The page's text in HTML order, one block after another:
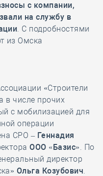
с компании,
на службу в
. С подробностями
из Омска
«Строители
в числе прочих
с мобилизацией для
операции
СРО – Геннадия
ООО «Базис». По
директор
Ольга Козубович.